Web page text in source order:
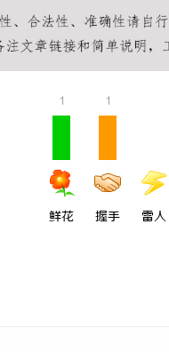
1
鲜花
1
握手 雷人